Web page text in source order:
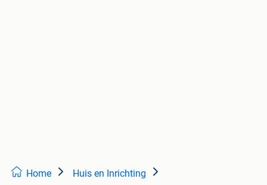
Home Huis en Inrichting